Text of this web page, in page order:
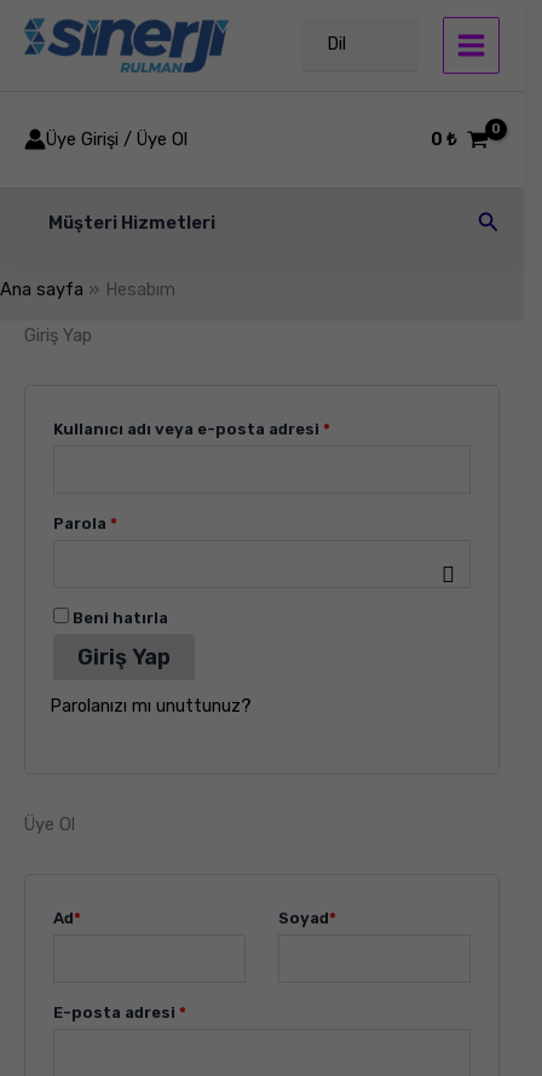
İçeriğe
atla
Dil
Üye Girişi / Üye Ol 0₺
Müşteri Hizmetleri Arama
Ana sayfa Hesabım
Giriş Yap
Kullanıcı adı veya e-posta adresi *
Parola *
Beni hatırla
Giriş Yap
Parolanızı mı unuttunuz?
Üye Ol
Ad* Soyad*
E-posta adresi *